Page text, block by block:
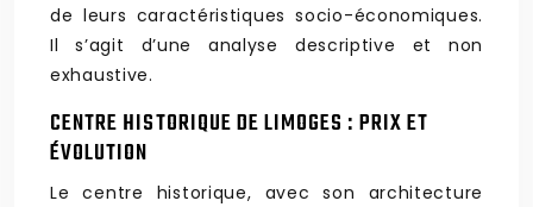
de leurs caractéristiques socio-économiques.
Il s’agit d’une analyse descriptive et non
exhaustive.
CENTRE HISTORIQUE DE LIMOGES : PRIX ET
ÉVOLUTION
Le centre historique, avec son architecture